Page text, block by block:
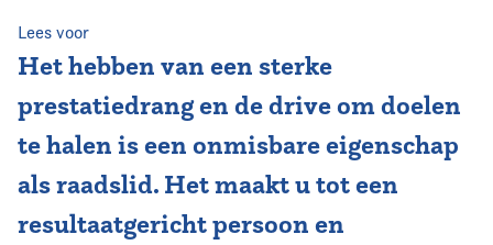
Nieuws
Kennis & Informatie
Lees voor
Het hebben van een sterke
prestatiedrang en de drive om doelen
te halen is een onmisbare eigenschap
als raadslid. Het maakt u tot een
resultaatgericht persoon en